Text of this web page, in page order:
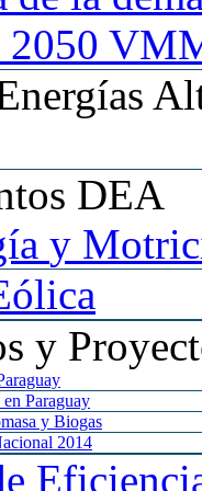
2050
DEA
y
y
Paraguay
y Biogas
2014